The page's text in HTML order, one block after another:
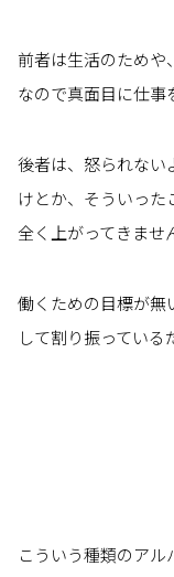
前者は生活のためや
なので真面目に仕事
後者は、怒られない
けとか、そういった
全く上がってきませ
働くための目標が無
して割り振っている
こういう種類のアル